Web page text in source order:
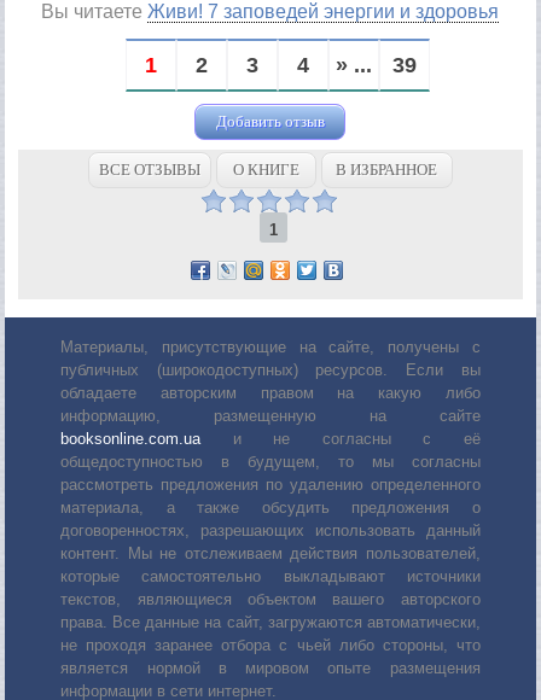
Вы читаете Живи! 7 заповедей энергии и здоровья
1 2 3 4 » ... 39
Добавить отзыв
ВСЕ ОТЗЫВЫ О КНИГЕ В ИЗБРАННОЕ
1
Материалы, присутствующие на сайте, получены с
публичных (широкодоступных) ресурсов. Если вы
обладаете авторским правом на какую либо
информацию, размещенную на сайте
booksonline.com.uaи не согласны с её
общедоступностью в будущем, то мы согласны
рассмотреть предложения по удалению определенного
материала, а также обсудить предложения о
договоренностях, разрешающих использовать данный
контент. Мы не отслеживаем действия пользователей,
которые самостоятельно выкладывают источники
текстов, являющиеся объектом вашего авторского
права. Все данные на сайт, загружаются автоматически,
не проходя заранее отбора с чьей либо стороны, что
является нормой в мировом опыте размещения
информации в сети интернет.